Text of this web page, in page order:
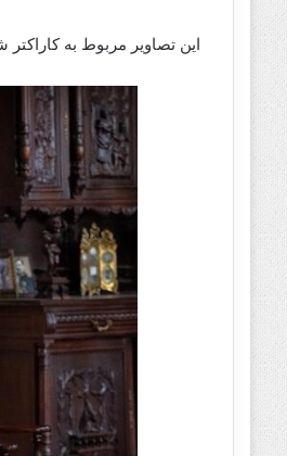
این تصاویر مربوط به